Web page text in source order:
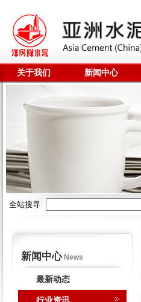
关于我们 新闻中心
全站搜寻
新闻中心News
最新动态